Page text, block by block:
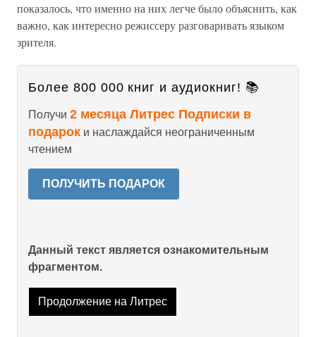
показалось, что именно на них легче было объяснить, как
важно, как интересно режиссеру разговаривать языком
зрителя.
Более 800 000 книг и аудиокниг! 📚
Получи 2 месяца Литрес Подписки в
подарок и наслаждайся неограниченным
чтением
ПОЛУЧИТЬ ПОДАРОК
Данный текст является ознакомительным
фрагментом.
Продолжение на Литрес